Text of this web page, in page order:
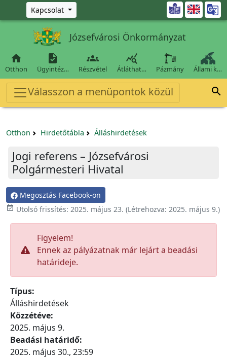
Ugrás a fő tartalomra
Kapcsolat 
Józsefvárosi Önkormányzat

Otthon

Ügyintéz…

Részvétel

Átláthat… Pázmány Állami k…
Válasszon a menüpontok közül 
Otthon Hirdetőtábla Álláshirdetések
Jogi referens – Józsefvárosi
Polgármesteri Hivatal
Megosztás Facebook-on
 Utolsó frissítés: 2025. május 23. (Létrehozva: 2025. május 9.)
Figyelem!
Ennek az pályázatnak már lejárt a beadási
határideje.
Típus:
Álláshirdetések
Közzétéve:
2025. május 9.
Beadási határidő:
2025. május 30., 23:59